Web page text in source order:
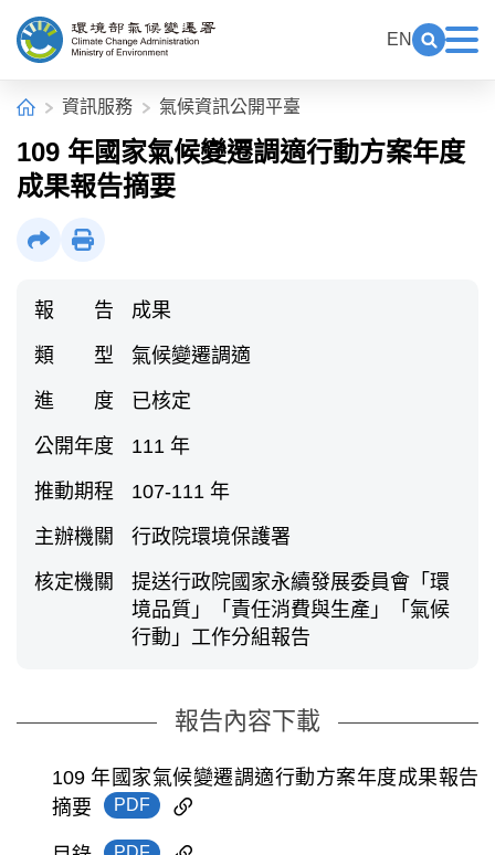
EN
首頁資訊服務 氣候資訊公開平臺
109 年國家氣候變遷調適行動方案年度
成果報告摘要
報 告 成果
類 型 氣候變遷調適
進 度 已核定
公開年度 111 年
推動期程 107-111 年
主辦機關 行政院環境保護署
核定機關
提送行政院國家永續發展委員會「環
境品質」「責任消費與生產」「氣候
行動」工作分組報告
報告內容下載
109 年國家氣候變遷調適行動方案年度成果報告
摘要
PDF